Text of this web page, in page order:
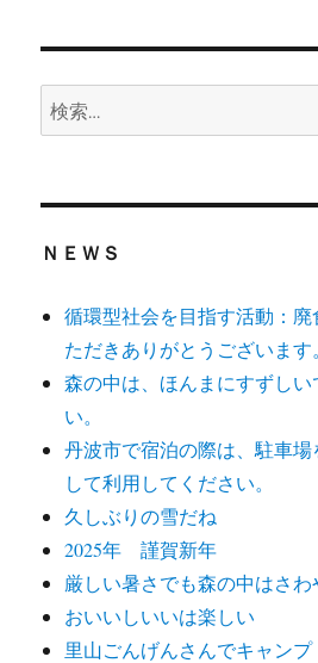
ン
検
索:
ＮＥＷＳ
循環型社会を目指す活動：
ただきありがとうございます。
森の中は、ほんまにすずし
い。
丹波市で宿泊の際は、駐車
して利用してください。
久しぶりの雪だね
2025年 謹賀新年
厳しい暑さでも森の中はさわ
おいいしいいは楽しい
里山ごんげんさんでキャンプ